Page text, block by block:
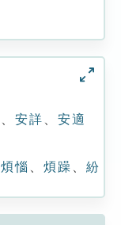
安詳 安適
煩惱 煩躁
紛